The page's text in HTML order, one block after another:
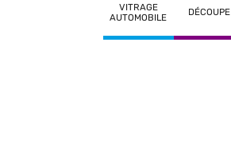
VITRAGE
AUTOMOBILE
DÉCOUPE